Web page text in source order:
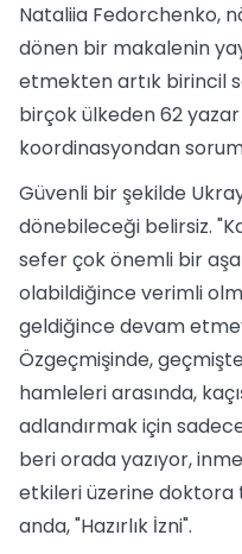
Nataliia Fedorchenko,
dönen bir makalenin
etmekten artık birincil
birçok ülkeden 62
koordinasyondan
Güvenli bir şekilde
dönebileceği belirsiz.
sefer çok önemli bir
olabildiğince verimli
geldiğince devam
Özgeçmişinde,
hamleleri arasında,
adlandırmak için
beri orada yazıyor,
etkileri üzerine doktora
anda, "Hazırlık İzni".